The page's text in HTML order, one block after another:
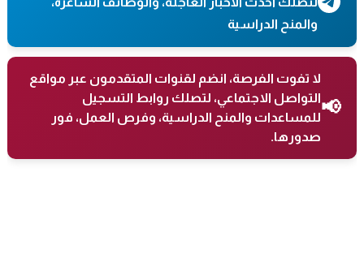
والمنح الدراسية
📢
لا تفوت الفرصة، انضم لقنوات المتقدمون عبر مواقع
التواصل الاجتماعي، لتصلك روابط التسجيل
للمساعدات والمنح الدراسية، وفرص العمل، فور
صدورها.